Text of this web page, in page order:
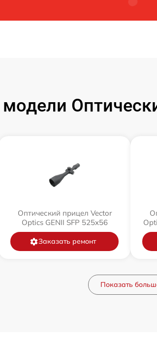
Оптический прицел Vector
Optics GENII SFP 525x56
Заказать ремонт
Показать